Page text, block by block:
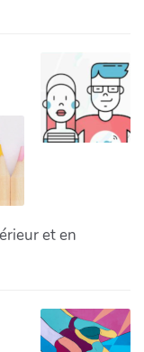
et en